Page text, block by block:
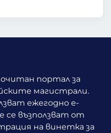
портал за
магистрали.
ежегодно е-
възползват от
на винетка за